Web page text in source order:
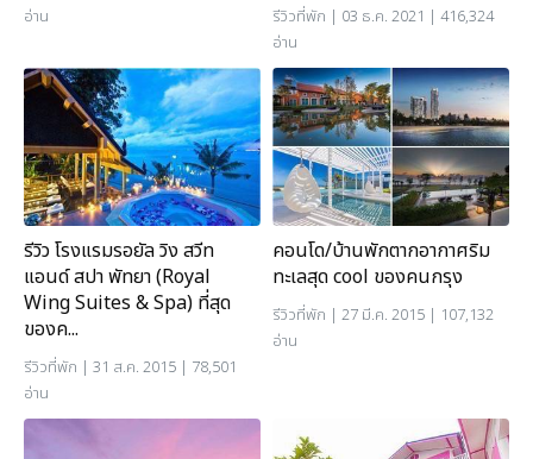
อ่าน
รีวิวที่พัก | 03 ธ.ค. 2021 | 416,324
อ่าน
รีวิว โรงแรมรอยัล วิง สวีท
แอนด์ สปา พัทยา (Royal
Wing Suites & Spa) ที่สุด
ของค...
รีวิวที่พัก | 31 ส.ค. 2015 | 78,501
อ่าน
คอนโด/บ้านพักตากอากาศริม
ทะเลสุด cool ของคนกรุง
รีวิวที่พัก | 27 มี.ค. 2015 | 107,132
อ่าน